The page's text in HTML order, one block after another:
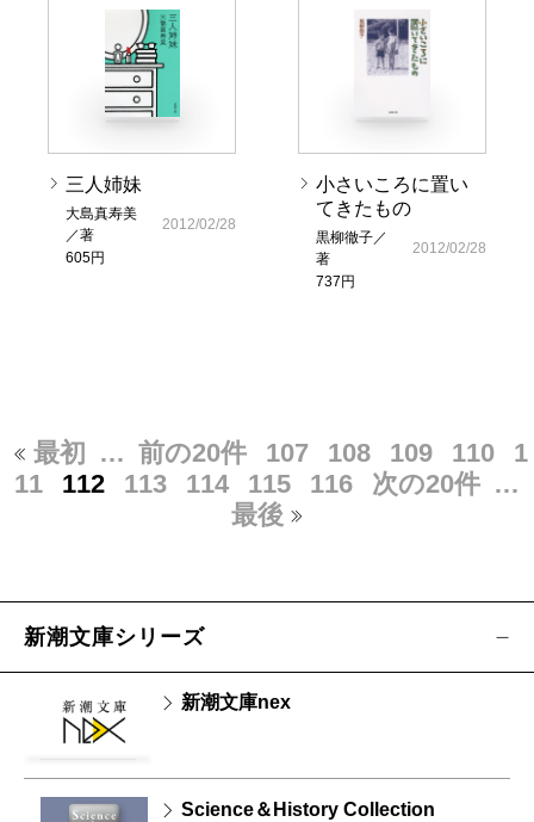
三人姉妹
大島真寿美
／著
605円
2012/02/28
小さいころに置い
てきたもの
黒柳徹子／
著
737円
2012/02/28
最初 … 前の20件 107 108 109 110
1
11
112 113 114 115 116 次の20件 …
最後
新潮文庫シリーズ
新潮文庫nex
Science＆History Collection